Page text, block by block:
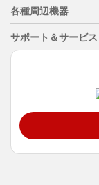
各種周辺機器
サポート＆サービス